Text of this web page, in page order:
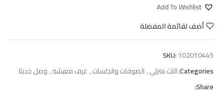
Add To Wishlist
أضف لقائمة المفضلة
SKU:102010445
Categories: اثاث منزلي, الصوفات والجلسات, غرف معيشة, وصل حديثا
Share: